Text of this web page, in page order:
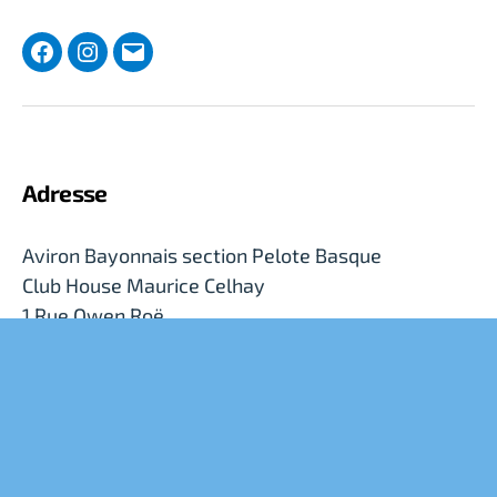
publications
FacebookInstagram
Courriel
Adresse
Aviron Bayonnais section Pelote Basque
Club House Maurice Celhay
1 Rue Owen Roë